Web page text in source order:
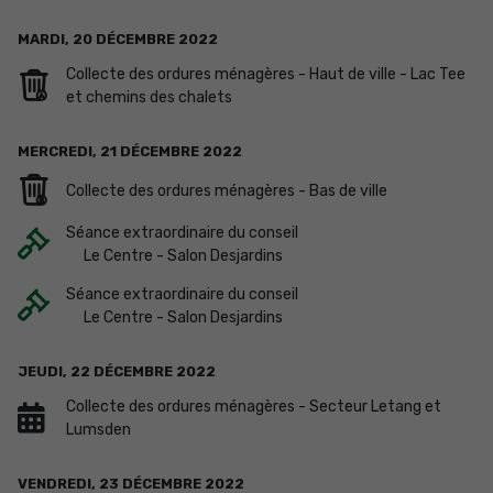
MARDI, 20 DÉCEMBRE 2022
Collecte des ordures ménagères - Haut de ville - Lac Tee
et chemins des chalets
MERCREDI, 21 DÉCEMBRE 2022
Collecte des ordures ménagères - Bas de ville
Séance extraordinaire du conseil
Le Centre - Salon Desjardins
Séance extraordinaire du conseil
Le Centre - Salon Desjardins
JEUDI, 22 DÉCEMBRE 2022
Collecte des ordures ménagères - Secteur Letang et
Lumsden
VENDREDI, 23 DÉCEMBRE 2022